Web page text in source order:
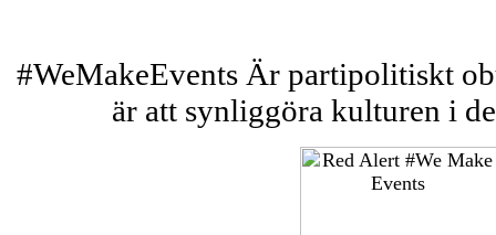
#WeMakeEvents Är partipolitiskt
är att synliggöra kulturen i